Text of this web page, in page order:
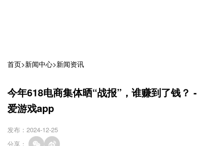
首页>新闻中心>新闻资讯
今年618电商集体晒“战报”，谁赚到了钱？ -
爱游戏app
发布：2024-12-25
分享：